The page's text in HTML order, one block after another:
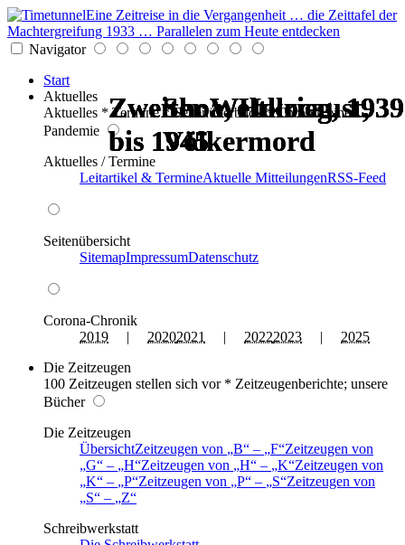
Eine Zeitreise in die Vergangenheit … die Zeittafel der
Machtergreifung 1933 … Parallelen zum Heute entdecken
Navigator
Start
Aktuelles
Aktuelles * Termine * Seitenüberblick * Chronik einer
Pandemie
Aktuelles / Termine
Leitartikel & TermineAktuelle MitteilungenRSS-Feed
Seitenübersicht
SitemapImpressumDatenschutz
Corona-Chronik
2019 | 20202021 | 20222023 | 2025
Die Zeitzeugen
100 Zeitzeugen stellen sich vor * Zeitzeugenberichte; unsere
Bücher
Die Zeitzeugen
ÜbersichtZeitzeugen von B – F Zeitzeugen von
G
– H Zeitzeugen von H – K Zeitzeugen von
K
– P Zeitzeugen von P – S Zeitzeugen von
S
–
Z
Schreibwerkstatt
Zweiter Weltkrieg, 1939
bis 1945
Shoa, Holocaust,
Völkermord
Zweiter Weltkrieg, 1939
bis 1945
Zweiter Weltkrieg, 1939
bis 1945
Shoa, Holocaust,
Völkermord
Zweiter Weltkrieg, 1939
bis 1945